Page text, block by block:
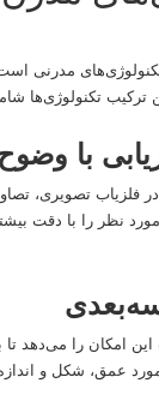
مدرنی
ترکیب تکنولوژی‌ها
با وضوح
فلزیاب تصویری،
نظر را با دقت
امکان را می‌دهد
عمق، شکل و